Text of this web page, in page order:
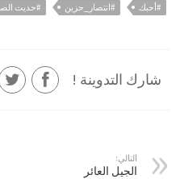
#أحبك #انتصار_حزين #حديث
شارك التدوينة !
التالي:
الجيل العائر